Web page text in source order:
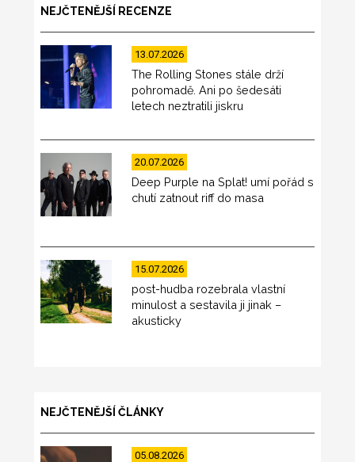
NEJČTENĚJŠÍ RECENZE
13.07.2026
The Rolling Stones stále drží
pohromadě. Ani po šedesáti
letech neztratili jiskru
20.07.2026
Deep Purple na Splat! umí pořád s
chutí zatnout riff do masa
15.07.2026
post-hudba rozebrala vlastní
minulost a sestavila ji jinak –
akusticky
NEJČTENĚJŠÍ ČLÁNKY
05.08.2026